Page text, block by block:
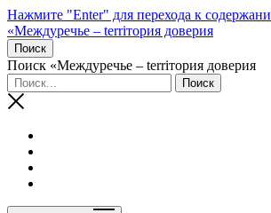
Нажмите "Enter" для перехода к
«Междуречье – terriтория доверия
Поиск
Поиск «Междуречье – terriтория доверия